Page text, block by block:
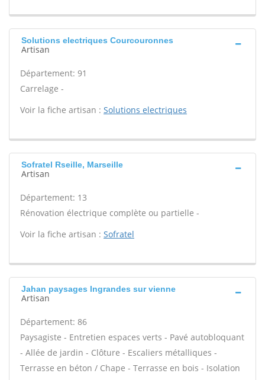
Solutions electriques Courcouronnes
Artisan
Département: 91
Carrelage -
Voir la fiche artisan : Solutions electriques
Sofratel Rseille, Marseille
Artisan
Département: 13
Rénovation électrique complète ou partielle -
Voir la fiche artisan : Sofratel
Jahan paysages Ingrandes sur vienne
Artisan
Département: 86
Paysagiste - Entretien espaces verts - Pavé autobloquant
- Allée de jardin - Clôture - Escaliers métalliques -
Terrasse en béton / Chape - Terrasse en bois - Isolation